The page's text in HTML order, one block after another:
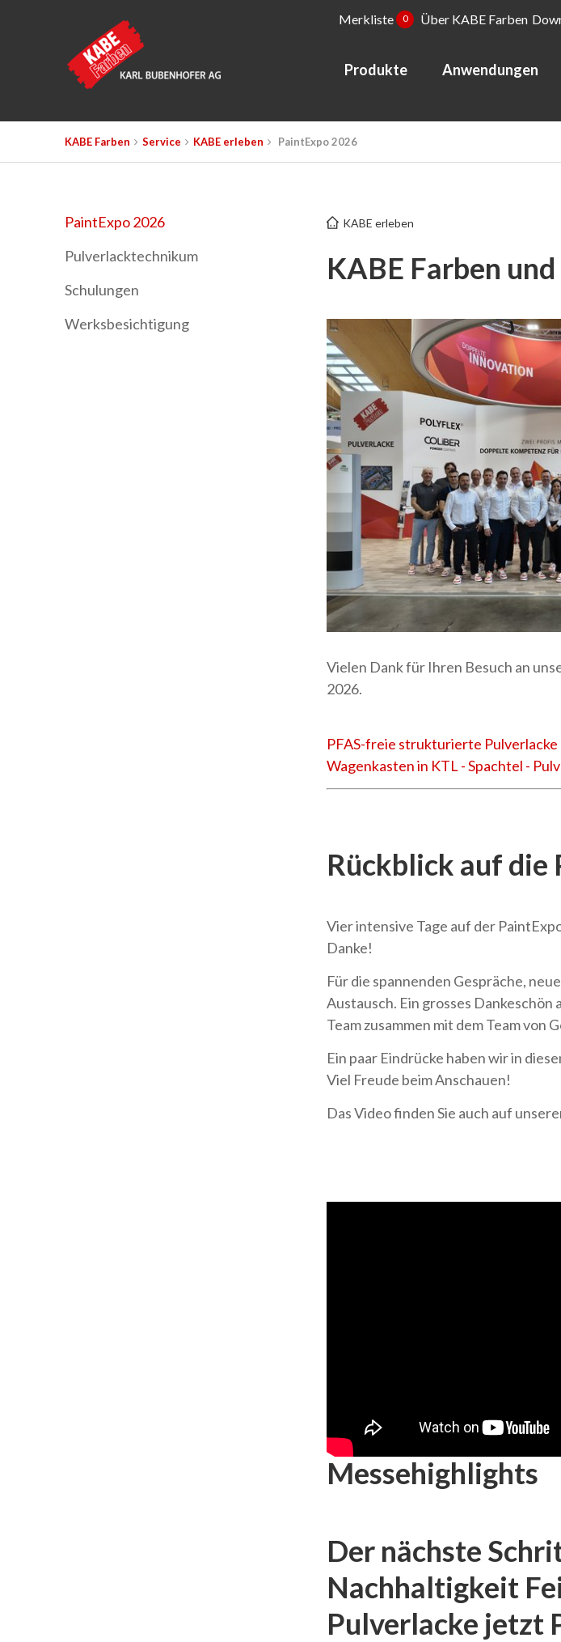
Merkliste 0 Über KABE Farben
Produkte Anwendungen
KABE Farben Service KABE erleben PaintExpo 2026
PaintExpo 2026
Pulverlacktechnikum
Schulungen
Werksbesichtigung
KABE erleben
KABE Farben
Vielen Dank für Ihren Besuch an
2026.
PFAS-freie strukturierte Pulverlacke
Wagenkasten in KTL - Spachtel -
Rückblick auf die
Vier intensive Tage auf der
Danke!
Für die spannenden Gespräche,
Austausch. Ein grosses Dankeschön
Team zusammen mit dem Team von
Ein paar Eindrücke haben wir in
Viel Freude beim Anschauen!
Das Video finden Sie auch auf
Messehighlights
Der nächste
Nachhaltigkeit
Pulverlacke jetzt